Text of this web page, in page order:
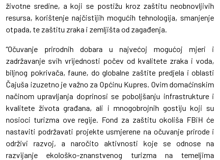
životne sredine, a koji se postižu kroz zaštitu neobnovljivih
resursa, korištenje najčistijih mogućih tehnologija, smanjenje
otpada, te zaštitu zraka i zemljišta od zagađenja.
“Očuvanje prirodnih dobara u najvećoj mogućoj mjeri i
zadržavanje svih vrijednosti počev od kvalitete zraka i voda,
biljnog pokrivača, faune, do globalne zaštite predjela i oblasti
Čajuša izuzetno je važno za Općinu Kupres. Ovim domaćinskim
načinom upravljanja doprinosi se poboljšanju infrastrukture i
kvalitete života građana, ali i mnogobrojnih gostiju koji su
nosioci turizma ove regije. Fond za zaštitu okoliša FBiH će
nastaviti podržavati projekte usmjerene na očuvanje prirode i
održivi razvoj, a naročito aktivnosti koje se odnose na
razvijanje ekološko-znanstvenog turizma na temeljima